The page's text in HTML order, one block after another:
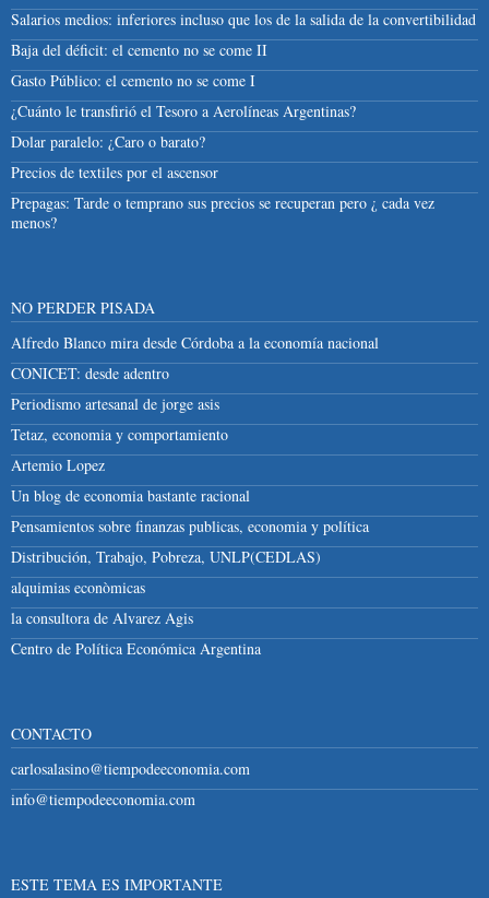
Salarios medios: inferiores incluso que los de la salida de la convertibilidad
Baja del déficit: el cemento no se come II
Gasto Público: el cemento no se come I
¿Cuánto le transfirió el Tesoro a Aerolíneas Argentinas?
Dolar paralelo: ¿Caro o barato?
Precios de textiles por el ascensor
Prepagas: Tarde o temprano sus precios se recuperan pero ¿ cada vez
menos?
NO PERDER PISADA
Alfredo Blanco mira desde Córdoba a la economía nacional
CONICET: desde adentro
Periodismo artesanal de jorge asis
Tetaz, economia y comportamiento
Artemio Lopez
Un blog de economia bastante racional
Pensamientos sobre finanzas publicas, economia y política
Distribución, Trabajo, Pobreza, UNLP(CEDLAS)
alquimias econòmicas
la consultora de Alvarez Agis
Centro de Política Económica Argentina
CONTACTO
carlosalasino@tiempodeeconomia.com
info@tiempodeeconomia.com
ESTE TEMA ES IMPORTANTE